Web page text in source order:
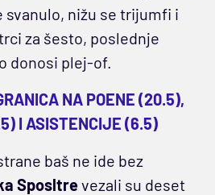
svanulo, nižu se trijumfi i
za šesto, poslednje
donosi plej-of.
NA POENE (20.5),
I ASISTENCIJE (6.5)
baš ne ide bez
Sposltrevezali su deset